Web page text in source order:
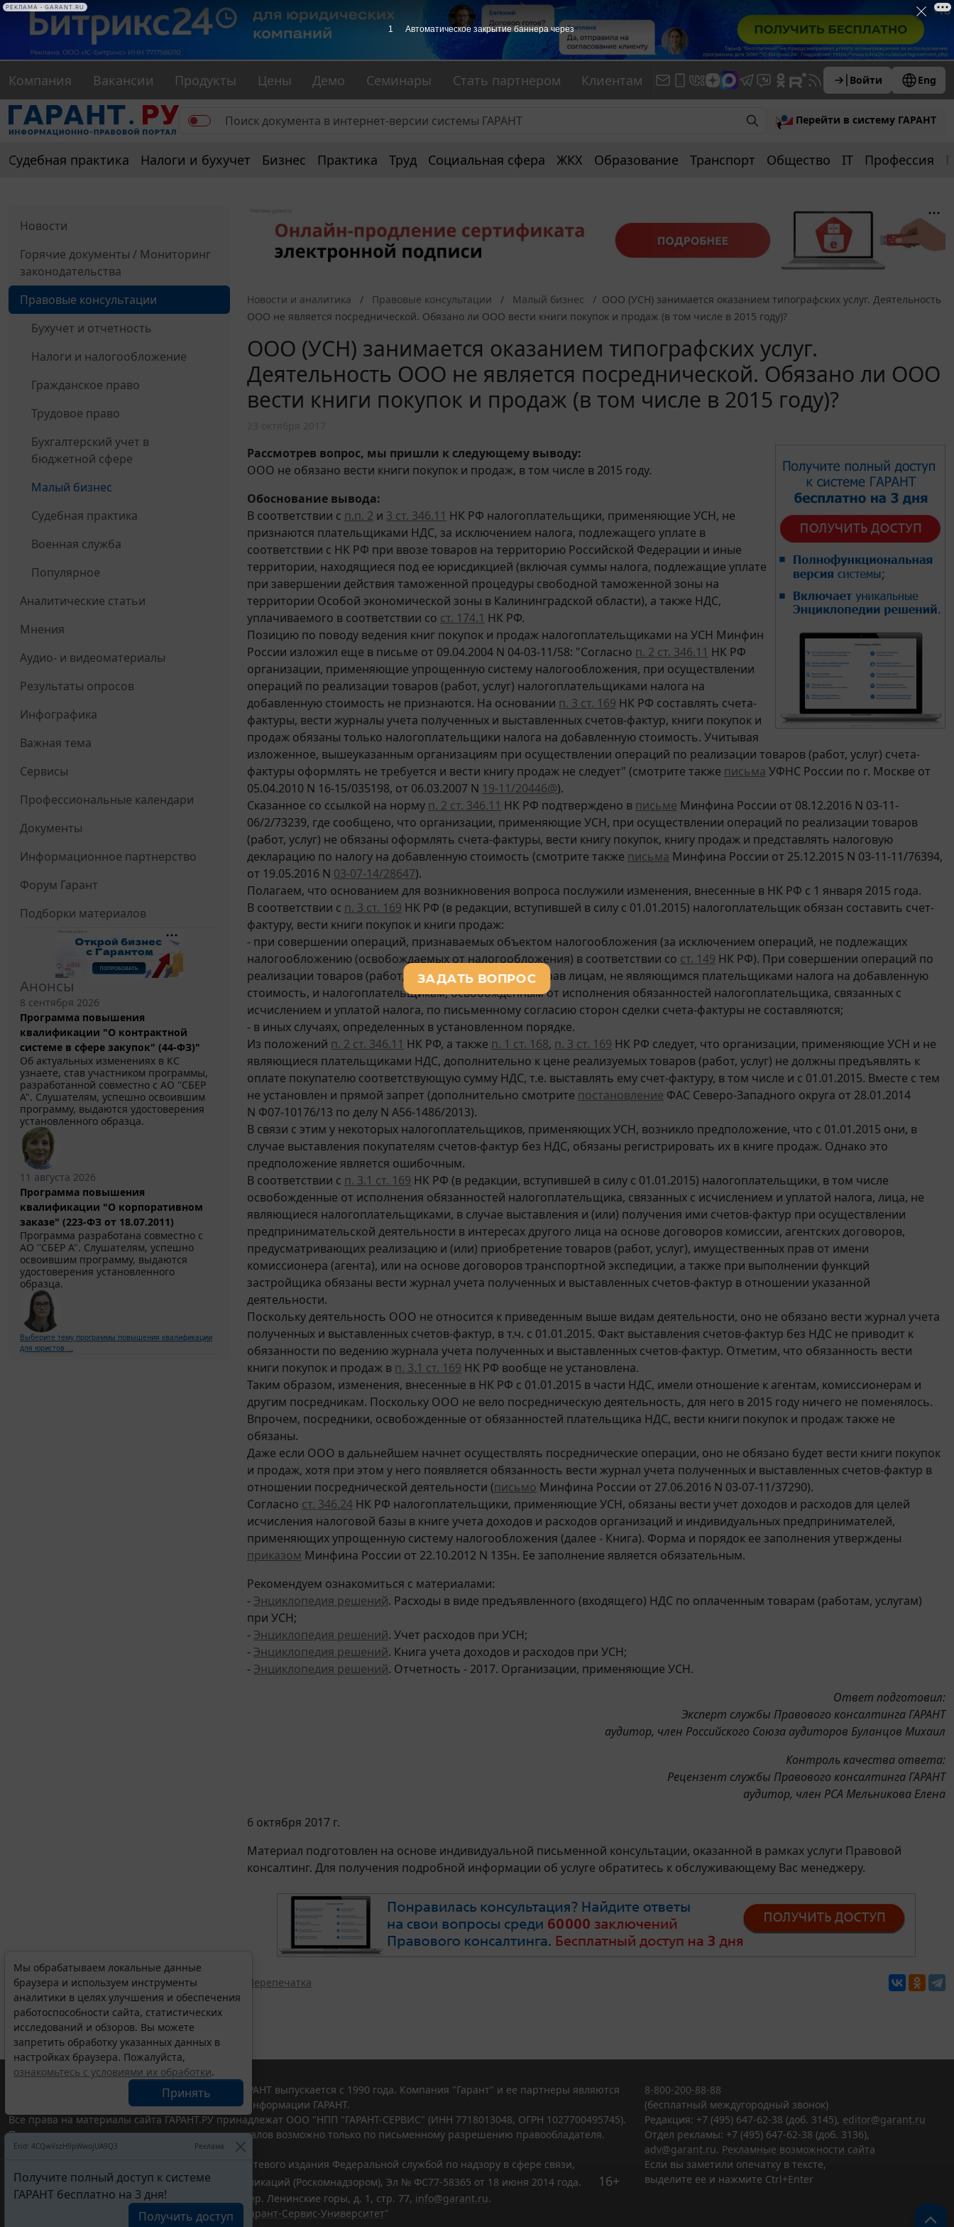
Компания Вакансии Продукты Цены Демо Семинары Стать партнером Клиентам Войти Eng
Перейти в систему ГАРАНТ
Судебная практика Налоги и бухучет Бизнес Практика Труд Социальная сфера ЖКХ Образование Транспорт Общество IT Профессия
Новости
Горячие документы / Мониторинг
законодательства
Правовые консультации
Бухучет и отчетность
Налоги и налогообложение
Гражданское право
Трудовое право
Бухгалтерский учет в
бюджетной сфере
Малый бизнес
Судебная практика
Военная служба
Популярное
Аналитические статьи
Мнения
Аудио- и видеоматериалы
Результаты опросов
Инфографика
Важная тема
Сервисы
Профессиональные календари
Документы
Информационное партнерство
Форум Гарант
Подборки материалов
Анонсы
8 сентября 2026
Программа повышения
квалификации "О контрактной
системе в сфере закупок" (44-ФЗ)"
Об актуальных изменениях в КС
узнаете, став участником программы,
разработанной совместно с АО ''СБЕР
А". Слушателям, успешно освоившим
программу, выдаются удостоверения
установленного образца.
11 августа 2026
Программа повышения
квалификации "О корпоративном
заказе" (223-ФЗ от 18.07.2011)
Программа разработана совместно с
АО ''СБЕР А". Слушателям, успешно
освоившим программу, выдаются
удостоверения установленного
образца.
Выберите тему программы повышения квалификации
для юристов ...
Новости и аналитика Правовые консультации Малый бизнес
ООО (УСН) занимается оказанием типографских услуг. Деятельность
ООО не является посреднической. Обязано ли ООО вести книги покупок и продаж (в том числе в 2015 году)?
ООО (УСН) занимается оказанием типографских услуг.
Деятельность ООО не является посреднической. Обязано ли ООО
вести книги покупок и продаж (в том числе в 2015 году)?
Рассмотрев вопрос, мы пришли к следующему выводу:
ООО не обязано вести книги покупок и продаж, в том числе в 2015 году.
Обоснование вывода:
В соответствии с п.п. 2 и 3 ст. 346.11 НК РФ налогоплательщики, применяющие УСН, не
признаются плательщиками НДС, за исключением налога, подлежащего уплате в
соответствии с НК РФ при ввозе товаров на территорию Российской Федерации и иные
территории, находящиеся под ее юрисдикцией (включая суммы налога, подлежащие уплате
при завершении действия таможенной процедуры свободной таможенной зоны на
территории Особой экономической зоны в Калининградской области), а также НДС,
уплачиваемого в соответствии со ст. 174.1 НК РФ.
Позицию по поводу ведения книг покупок и продаж налогоплательщиками на УСН Минфин
России изложил еще в письме от 09.04.2004 N 04-03-11/58: "Согласно п. 2 ст. 346.11 НК РФ
организации, применяющие упрощенную систему налогообложения, при осуществлении
операций по реализации товаров (работ, услуг) налогоплательщиками налога на
добавленную стоимость не признаются. На основании п. 3 ст. 169 НК РФ составлять счета-
фактуры, вести журналы учета полученных и выставленных счетов-фактур, книги покупок и
продаж обязаны только налогоплательщики налога на добавленную стоимость. Учитывая
изложенное, вышеуказанным организациям при осуществлении операций по реализации товаров (работ, услуг) счета-
фактуры оформлять не требуется и вести книгу продаж не следует" (смотрите также письма УФНС России по г. Москве от
05.04.2010 N 16-15/035198, от 06.03.2007 N 19-11/20446@).
Сказанное со ссылкой на норму п. 2 ст. 346.11 НК РФ подтверждено в письме Минфина России от 08.12.2016 N 03-11-
06/2/73239, где сообщено, что организации, применяющие УСН, при осуществлении операций по реализации товаров
(работ, услуг) не обязаны оформлять счета-фактуры, вести книгу покупок, книгу продаж и представлять налоговую
декларацию по налогу на добавленную стоимость (смотрите также письма Минфина России от 25.12.2015 N 03-11-11/76394,
от 19.05.2016 N 03-07-14/28647).
Полагаем, что основанием для возникновения вопроса послужили изменения, внесенные в НК РФ с 1 января 2015 года.
В соответствии с п. 3 ст. 169 НК РФ (в редакции, вступившей в силу с 01.01.2015) налогоплательщик обязан составить счет-
фактуру, вести книги покупок и книги продаж:
- при совершении операций, признаваемых объектом налогообложения (за исключением операций, не подлежащих
налогообложению (освобождаемых от налогообложения) в соответствии со ст. 149 НК РФ). При совершении операций по
реализации товаров (работ, услуг), имущественных прав лицам, не являющимся плательщиками налога на добавленную
стоимость, и налогоплательщикам, освобожденным от исполнения обязанностей налогоплательщика, связанных с
исчислением и уплатой налога, по письменному согласию сторон сделки счета-фактуры не составляются;
- в иных случаях, определенных в установленном порядке.
Из положений п. 2 ст. 346.11 НК РФ, а также п. 1 ст. 168, п. 3 ст. 169 НК РФ следует, что организации, применяющие УСН и не
являющиеся плательщиками НДС, дополнительно к цене реализуемых товаров (работ, услуг) не должны предъявлять к
оплате покупателю соответствующую сумму НДС, т.е. выставлять ему счет-фактуру, в том числе и с 01.01.2015. Вместе с тем
не установлен и прямой запрет (дополнительно смотрите постановление ФАС Северо-Западного округа от 28.01.2014
N Ф07-10176/13 по делу N А56-1486/2013).
В связи с этим у некоторых налогоплательщиков, применяющих УСН, возникло предположение, что с 01.01.2015 они, в
случае выставления покупателям счетов-фактур без НДС, обязаны регистрировать их в книге продаж. Однако это
предположение является ошибочным.
В соответствии с п. 3.1 ст. 169 НК РФ (в редакции, вступившей в силу с 01.01.2015) налогоплательщики, в том числе
освобожденные от исполнения обязанностей налогоплательщика, связанных с исчислением и уплатой налога, лица, не
являющиеся налогоплательщиками, в случае выставления и (или) получения ими счетов-фактур при осуществлении
предпринимательской деятельности в интересах другого лица на основе договоров комиссии, агентских договоров,
предусматривающих реализацию и (или) приобретение товаров (работ, услуг), имущественных прав от имени
комиссионера (агента), или на основе договоров транспортной экспедиции, а также при выполнении функций
застройщика обязаны вести журнал учета полученных и выставленных счетов-фактур в отношении указанной
деятельности.
Поскольку деятельность ООО не относится к приведенным выше видам деятельности, оно не обязано вести журнал учета
полученных и выставленных счетов-фактур, в т.ч. с 01.01.2015. Факт выставления счетов-фактур без НДС не приводит к
обязанности по ведению журнала учета полученных и выставленных счетов-фактур. Отметим, что обязанность вести
книги покупок и продаж в п. 3.1 ст. 169 НК РФ вообще не установлена.
Таким образом, изменения, внесенные в НК РФ с 01.01.2015 в части НДС, имели отношение к агентам, комиссионерам и
другим посредникам. Поскольку ООО не вело посредническую деятельность, для него в 2015 году ничего не поменялось.
Впрочем, посредники, освобожденные от обязанностей плательщика НДС, вести книги покупок и продаж также не
обязаны.
Даже если ООО в дальнейшем начнет осуществлять посреднические операции, оно не обязано будет вести книги покупок
и продаж, хотя при этом у него появляется обязанность вести журнал учета полученных и выставленных счетов-фактур в
отношении посреднической деятельности (письмо Минфина России от 27.06.2016 N 03-07-11/37290).
Согласно ст. 346.24 НК РФ налогоплательщики, применяющие УСН, обязаны вести учет доходов и расходов для целей
исчисления налоговой базы в книге учета доходов и расходов организаций и индивидуальных предпринимателей,
применяющих упрощенную систему налогообложения (далее - Книга). Форма и порядок ее заполнения утверждены
приказом Минфина России от 22.10.2012 N 135н. Ее заполнение является обязательным.
Рекомендуем ознакомиться с материалами:
- Энциклопедия решений. Расходы в виде предъявленного (входящего) НДС по оплаченным товарам (работам, услугам)
при УСН;
- Энциклопедия решений. Учет расходов при УСН;
- Энциклопедия решений. Книга учета доходов и расходов при УСН;
- Энциклопедия решений. Отчетность - 2017. Организации, применяющие УСН.
Ответ подготовил:
Эксперт службы Правового консалтинга ГАРАНТ
аудитор, член Российского Союза аудиторов Буланцов Михаил
Контроль качества ответа:
Рецензент службы Правового консалтинга ГАРАНТ
аудитор, член РСА Мельникова Елена
6 октября 2017 г.
Материал подготовлен на основе индивидуальной письменной консультации, оказанной в рамках услуги Правовой
консалтинг. Для получения подробной информации об услуге обратитесь к обслуживающему Вас менеджеру.
Перепечатка
Мы обрабатываем локальные данные
браузера и используем инструменты
аналитики в целях улучшения и обеспечения
работоспособности сайта, статистических
исследований и обзоров. Вы можете
запретить обработку указанных данных в
настройках браузера. Пожалуйста,
ознакомьтесь с условиями их обработки.
Принять
Erid: 4CQwVszH9pWwojUA9Q3 Реклама
Получите полный доступ к системе
ГАРАНТ бесплатно на 3 дня!
Получить доступ
© ООО "НПП "ГАРАНТ-СЕРВИС", 2026. Система ГАРАНТ выпускается с 1990 года. Компания "Гарант" и ее партнеры являются
участниками Российской ассоциации правовой информации ГАРАНТ.
Все права на материалы сайта ГАРАНТ.РУ принадлежат ООО "НПП "ГАРАНТ-СЕРВИС" (ИНН 7718013048, ОГРН 1027700495745).
Полное или частичное воспроизведение материалов возможно только по письменному разрешению правообладателя.
Правила использования портала.
Портал ГАРАНТ.РУ зарегистрирован в качестве сетевого издания Федеральной службой по надзору в сфере связи,
информационных технологий и массовых коммуникаций (Роскомнадзором), Эл № ФС77-58365 от 18 июня 2014 года.
16+
ООО "НПП "ГАРАНТ-СЕРВИС", 119234, г. Москва, тер. Ленинские горы, д. 1, стр. 77, info@garant.ru.
Разработчик ЭПС Система ГАРАНТ – ООО "НПП "
Гарант-Сервис-Университет"
8-800-200-88-88
(бесплатный междугородный звонок)
Редакция: +7 (495) 647-62-38 (доб. 3145), editor@garant.ru
Отдел рекламы: +7 (495) 647-62-38 (доб. 3136),
adv@garant.ru. Рекламные возможности сайта
Если вы заметили опечатку в тексте,
выделите ее и нажмите Ctrl+Enter